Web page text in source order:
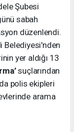
Şubesi
sabah
düzenlendi.
Belediyesi'nden
yer aldığı 13
suçlarından
polis ekipleri
arama